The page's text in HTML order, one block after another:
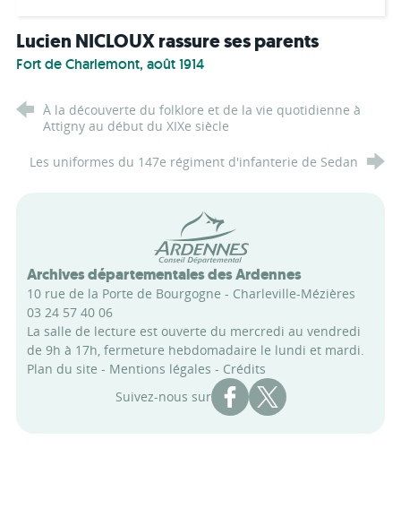
Lucien NICLOUX rassure ses parents
Fort de Charlemont, août 1914
À la découverte du folklore et de la vie quotidienne à
Attigny au début du XIXe siècle
Les uniformes du 147e régiment d'infanterie de Sedan
Conseil départemental des
Archives départementales des Ardennes
10 rue de la Porte de Bourgogne - Charleville-Mézières
03 24 57 40 06
La salle de lecture est ouverte du mercredi au vendredi
de 9h à 17h, fermeture hebdomadaire le lundi et mardi.
Plan du site - Mentions légales - Crédits
Suivez-nous sur
Compte Facebook des
Compte X des